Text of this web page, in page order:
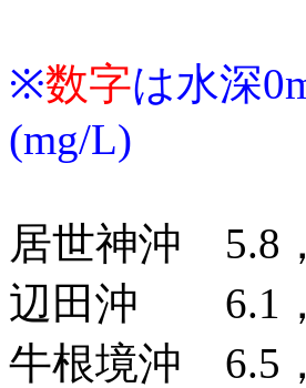
※数字は水深
(mg/L)
居世神沖 5.8
辺田沖 6.1，
牛根境沖 6.5